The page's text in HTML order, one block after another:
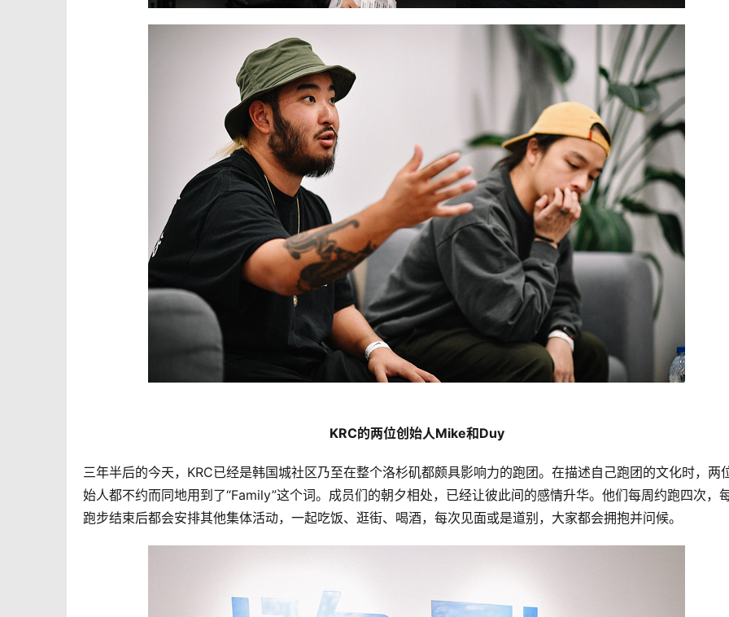
KRC的两位创始人Mike和Duy
三年半后的今天，KRC已经是韩国城社区乃至在整个洛杉矶都颇具影响力的跑团。在描述自己跑团的文化时，两
始人都不约而同地用到了“Family”这个词。成员们的朝夕相处，已经让彼此间的感情升华。他们每周约跑四次，
跑步结束后都会安排其他集体活动，一起吃饭、逛街、喝酒，每次见面或是道别，大家都会拥抱并问候。